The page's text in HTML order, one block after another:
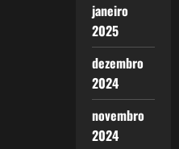
janeiro
2025
dezembro
2024
novembro
2024